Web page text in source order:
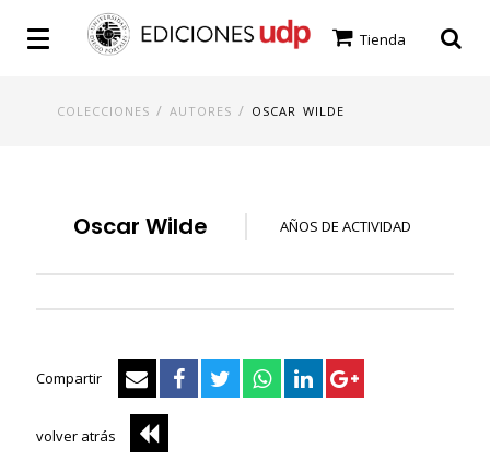
Tienda
COLECCIONES /AUTORES / OSCAR WILDE
Oscar Wilde AÑOS DE ACTIVIDAD
Compartir
volver atrás